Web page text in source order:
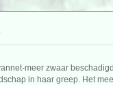
meer zwaar
in haar greep. Het